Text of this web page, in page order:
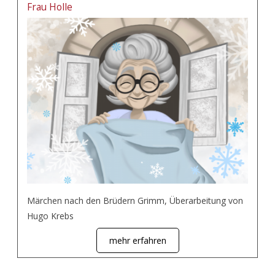
Frau Holle
Märchen nach den Brüdern Grimm, Überarbeitung von
Hugo Krebs
mehr erfahren